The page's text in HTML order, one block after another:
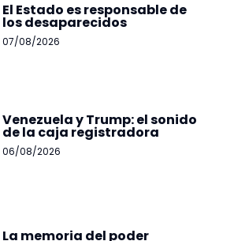
El Estado es responsable de
los desaparecidos
07/08/2026
Venezuela y Trump: el sonido
de la caja registradora
06/08/2026
La memoria del poder